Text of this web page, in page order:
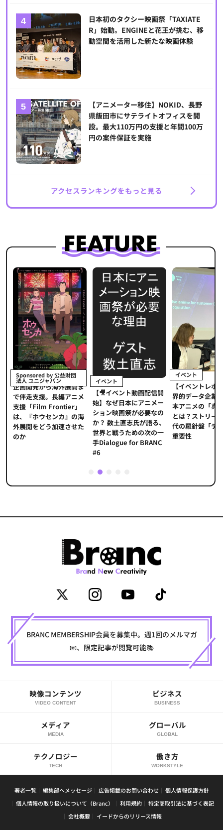
日本初のタクシー映画祭「TAXIATE
R」始動。ENGINEと花王が挑む、移
動空間を活用した新たな映画体験
【アニメーター移住】NOKID、長野
県飯田市にサテライトオフィスを開
設。最大110万円の支援と年間100万
円の案件保証を実施
アクセスランキングをもっと見る
Sponsored by 公益財団
法人 ユニジャパン
企画開発から海外展開ま
で伴走支援。長編アニメ
支援「Film Frontier」
は、『ホウセンカ』の海
外展開をどう加速させた
のか
イベント
【🎥イベント動画配信開
始】なぜ日本にアニメー
ション映画祭が必要なの
か？ 数土直志氏が語る、
世界と戦うための次の一
手Dialogue for BRANC
#6
イベント
【イベントレポ
界的データ企業
本アニメの「真
とは？ストリー
代の羅針盤「デ
重要性
2
BRANC MEMBERSHIP会員を募集中。週1回のメルマガ
📧、限定記事が閲覧可能📚
映像コンテンツ
VIDEO CONTENT
ビジネス
BUSINESS
メディア
MEDIA
グローバル
GLOBAL
テクノロジー
TECH
働き方
WORKSTYLE
著者一覧 編集部へメッセージ 広告掲載のお問い合わせ
個人情報保護方針
個人情報の取り扱いについて（Branc）
利用規約
特定商取引法に基づく表記
会社概要
イードからのリリース情報